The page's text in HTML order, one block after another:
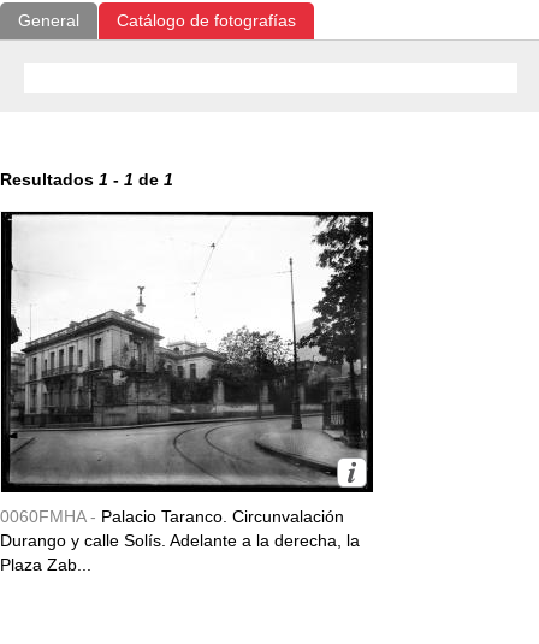
General Catálogo de fotografías
Resultados 1 - 1 de 1
0060FMHA - Palacio Taranco. Circunvalación
Durango y calle Solís. Adelante a la derecha, la
Plaza Zab...